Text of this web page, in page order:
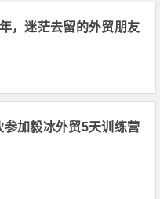
，迷茫去留的外贸朋友
参加毅冰外贸5天训练营